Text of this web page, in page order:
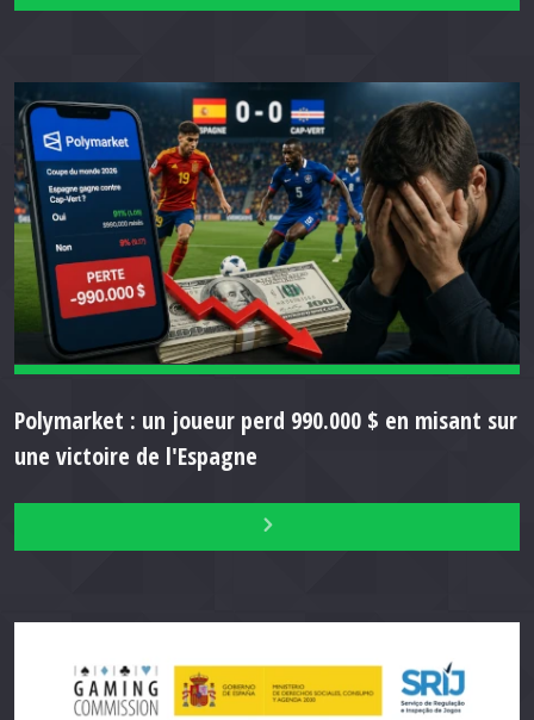
Polymarket : un joueur perd 990.000 $ en misant sur
une victoire de l'Espagne